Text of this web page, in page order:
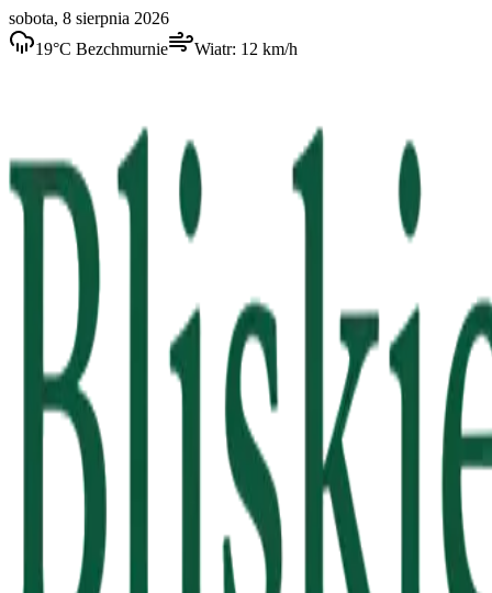
sobota, 8 sierpnia 2026
19°C Bezchmurnie Wiatr: 12 km/h